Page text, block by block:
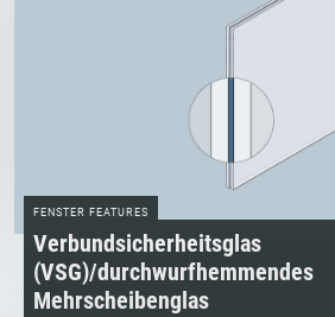
FENSTER FEATURES
Verbundsicherheitsglas
(VSG)/durchwurf­hemmendes
Mehrscheibenglas